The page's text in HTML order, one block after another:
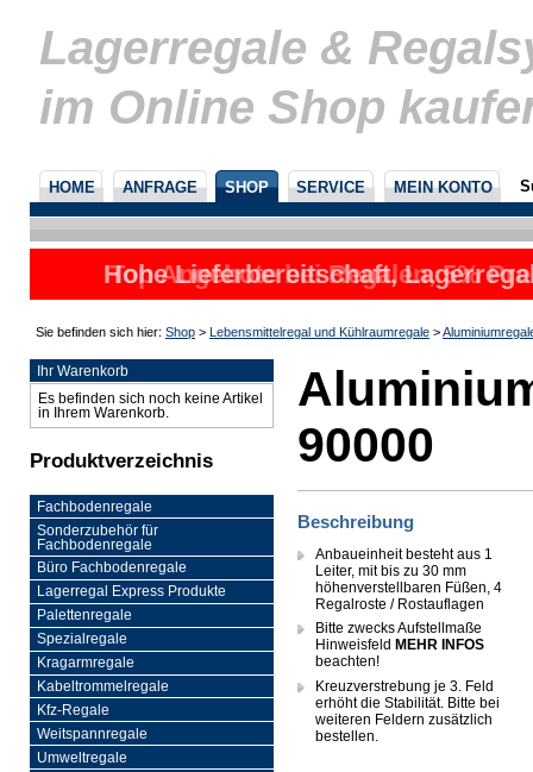
Lagerregale &
im Online Shop
HOME ANFRAGE SHOP SERVICE MEIN KONTO
Top Angebote bei Regalen, 5%
Hohe Lieferbereitschaft,
nicht
Sie befinden sich hier: Shop > Lebensmittelregal und Kühlraumregale >
Ihr Warenkorb
Es befinden sich noch keine Artikel
in Ihrem Warenkorb.
Produktverzeichnis
Fachbodenregale
Sonderzubehör für
Fachbodenregale
Büro Fachbodenregale
Lagerregal Express Produkte
Palettenregale
Spezialregale
Kragarmregale
Kabeltrommelregale
Kfz-Regale
Weitspannregale
Umweltregale
90000
Beschreibung
Anbaueinheit besteht aus 1
Leiter, mit bis zu 30 mm
höhenverstellbaren Füßen, 4
Regalroste / Rostauflagen
Bitte zwecks Aufstellmaße
Hinweisfeld MEHR INFOS
beachten!
Kreuzverstrebung je 3. Feld
erhöht die Stabilität. Bitte bei
weiteren Feldern zusätzlich
bestellen.